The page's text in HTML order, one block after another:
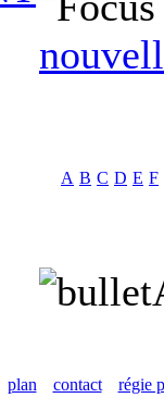
A B C D E F
plan contact régie